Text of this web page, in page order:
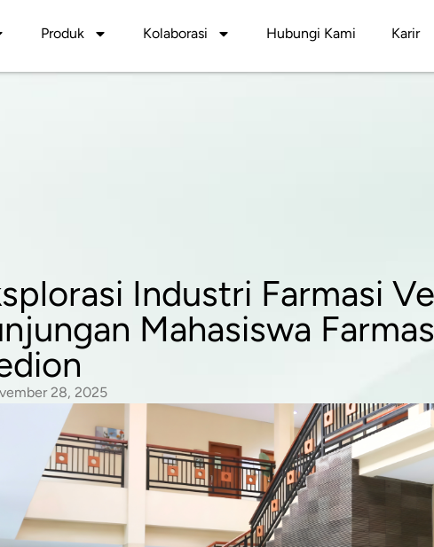
Produk Kolaborasi Hubungi Kami Karir
Industri Farmasi
Mahasiswa
28, 2025